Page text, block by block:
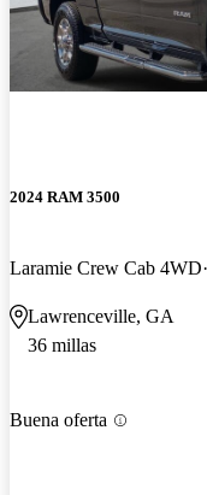
2024 RAM 3500
Laramie Crew Cab 4WD
Lawrenceville, GA
36 millas
Buena oferta